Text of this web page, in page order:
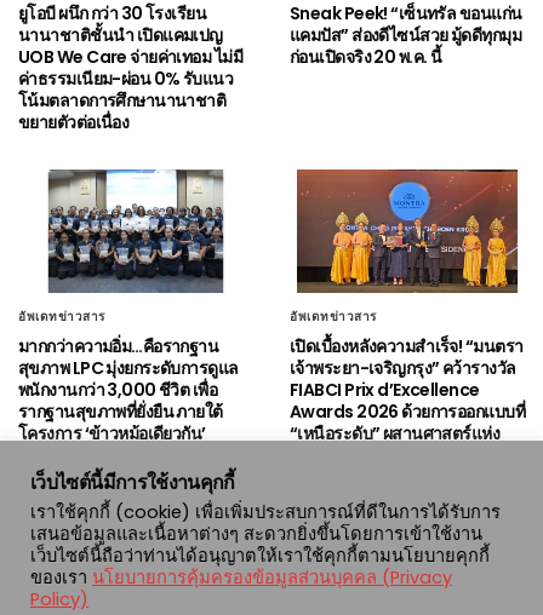
ยูโอบี ผนึก กว่า 30 โรงเรียน
นานาชาติชั้นนำ เปิดแคมเปญ
UOB We Care จ่ายค่าเทอม ไม่มี
ค่าธรรมเนียม-ผ่อน 0% รับแนว
โน้มตลาดการศึกษานานาชาติ
ขยายตัวต่อเนื่อง
Sneak Peek! “เซ็นทรัล ขอนแก่น
แคมปัส” ส่องดีไซน์สวย มู้ดดีทุกมุม
ก่อนเปิดจริง 20 พ.ค. นี้
อัพเดทข่าวสาร
มากกว่าความอิ่ม…คือรากฐาน
สุขภาพ LPC มุ่งยกระดับการดูแล
พนักงานกว่า 3,000 ชีวิต เพื่อ
รากฐานสุขภาพที่ยั่งยืน ภายใต้
โครงการ ‘ข้าวหม้อเดียวกัน’
อัพเดทข่าวสาร
เปิดเบื้องหลังความสำเร็จ! “มนตรา
เจ้าพระยา-เจริญกรุง” คว้ารางวัล
FIABCI Prix d’Excellence
Awards 2026 ด้วยการออกแบบที่
“เหนือระดับ” ผสานศาสตร์แห่ง
เว็บไซต์นี้มีการใช้งานคุกกี้
เราใช้คุกกี้ (cookie) เพื่อเพิ่มประสบการณ์ที่ดีในการได้รับการ
เสนอข้อมูลและเนื้อหาต่างๆ สะดวกยิ่งขึ้นโดยการเข้าใช้งาน
เว็บไซต์นี้ถือว่าท่านได้อนุญาตให้เราใช้คุกกี้ตามนโยบายคุกกี้
ของเรา นโยบายการคุ้มครองข้อมูลส่วนบุคคล (Privacy
Policy)